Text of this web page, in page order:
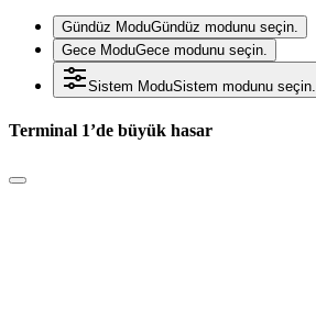
Gündüz ModuGündüz modunu seçin.
Gece ModuGece modunu seçin.
Sistem ModuSistem modunu seçin.
Terminal 1’de büyük hasar